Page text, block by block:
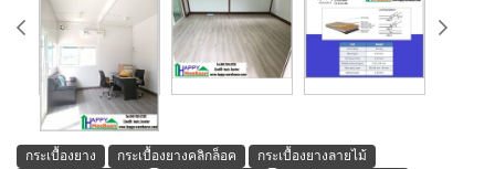
กระเบื้องยาง กระเบื้องยางคลิกล็อค
กระเบื้องยางลายไม้